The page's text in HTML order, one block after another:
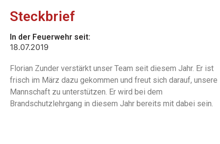
Steckbrief
In der Feuerwehr seit:
18.07.2019
Florian Zunder verstärkt unser Team seit diesem Jahr. Er ist
frisch im März dazu gekommen und freut sich darauf, unsere
Mannschaft zu unterstützen. Er wird bei dem
Brandschutzlehrgang in diesem Jahr bereits mit dabei sein.